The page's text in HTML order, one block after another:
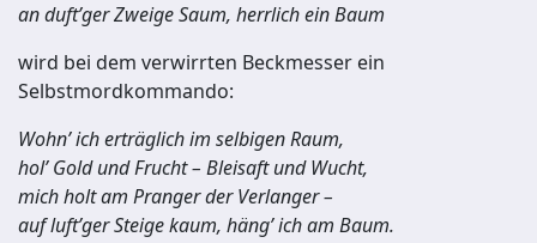
an duft’ger Zweige Saum, herrlich ein Baum
wird bei dem verwirrten Beckmesser ein
Selbstmordkommando:
Wohn’ ich erträglich im selbigen Raum,
hol’ Gold und Frucht – Bleisaft und Wucht,
mich holt am Pranger der Verlanger –
auf luft’ger Steige kaum, häng’ ich am Baum.